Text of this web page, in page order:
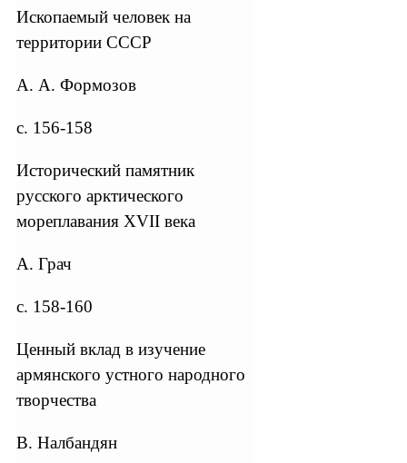
Ископаемый человек на
территории СССР
А. А. Формозов
с. 156-158
Исторический памятник
русского арктического
мореплавания XVII века
А. Грач
с. 158-160
Ценный вклад в изучение
армянского устного народного
творчества
В. Налбандян